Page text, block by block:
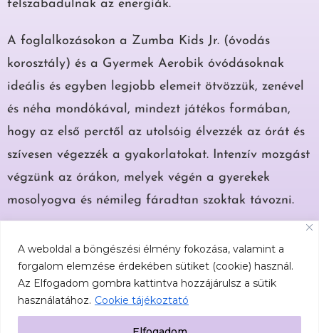
A weboldal a böngészési élmény fokozása, valamint a
forgalom elemzése érdekében sütiket (cookie) használ.
Az Elfogadom gombra kattintva hozzájárulsz a sütik
használatához. Cookie tájékoztató
felszabadulnak az energiák.
A foglalkozásokon a Zumba Kids Jr. (óvodás
korosztály) és a Gyermek Aerobik óvódásoknak
ideális és egyben legjobb elemeit ötvözzük, zenével
és néha mondókával, mindezt játékos formában,
hogy az első perctől az utolsóig élvezzék az órát és
szívesen végezzék a gyakorlatokat. Intenzív mozgást
végzünk az órákon, melyek végén a gyerekek
mosolyogva és némileg fáradtan szoktak távozni.
gyerekeket.
Szilvi